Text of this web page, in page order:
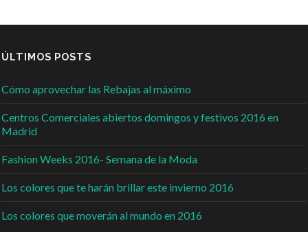
ÚLTIMOS POSTS
Cómo aprovechar las Rebajas al máximo
Centros Comerciales abiertos domingos y festivos 2016 en
Madrid
Fashion Weeks 2016- Semana de la Moda
Los colores que te harán brillar este invierno 2016
Los colores que moverán al mundo en 2016